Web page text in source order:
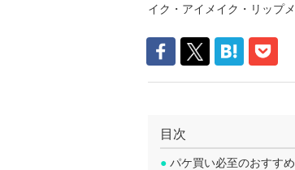
イク・アイメイク・リップ
目次
● パケ買い必至のおすす